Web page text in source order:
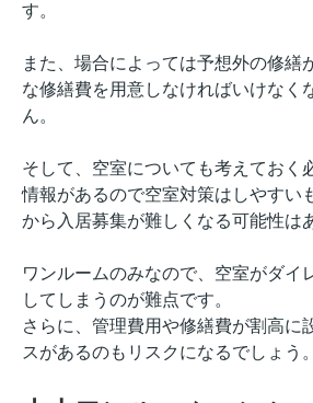
す。
また、場合によっては予想外の修繕
な修繕費を用意しなければいけなく
ん。
そして、空室についても考えておく
情報があるので空室対策はしやすい
から入居募集が難しくなる可能性は
ワンルームのみなので、空室がダイ
してしまうのが難点です。
さらに、管理費用や修繕費が割高に
スがあるのもリスクになるでしょう。